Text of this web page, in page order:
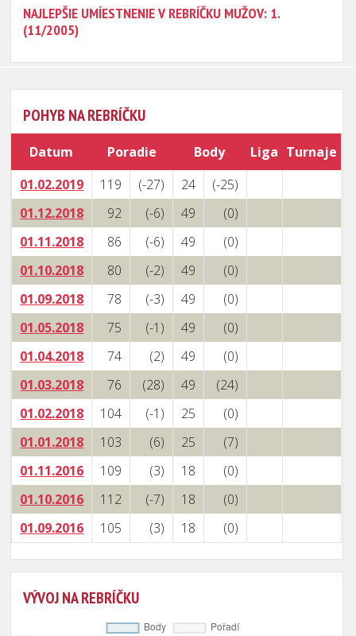
NAJLEPŠIE UMÍESTNENIE V REBRÍČKU MUŽOV: 1.
(11/2005)
POHYB NA REBRÍČKU
Datum Poradie Body Liga Turnaje
01.02.2019
119 (-27) 24
(-25)
01.12.2018
92 (-6) 49
(0)
01.11.2018
86 (-6) 49
(0)
01.10.2018
80 (-2) 49
(0)
01.09.2018
78 (-3) 49
(0)
01.05.2018
75 (-1) 49
(0)
01.04.2018
74 (2) 49
(0)
01.03.2018
76 (28) 49
(24)
01.02.2018
104 (-1) 25
(0)
01.01.2018
103 (6) 25
(7)
01.11.2016
109 (3) 18
(0)
01.10.2016
112 (-7) 18
(0)
01.09.2016
105 (3) 18 (0)
VÝVOJ NA REBRÍČKU